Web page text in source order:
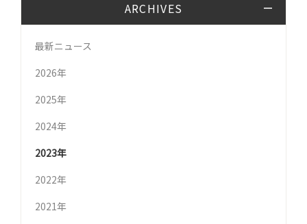
ARCHIVES
最新ニュース
2026年
2025年
2024年
2023年
2022年
2021年